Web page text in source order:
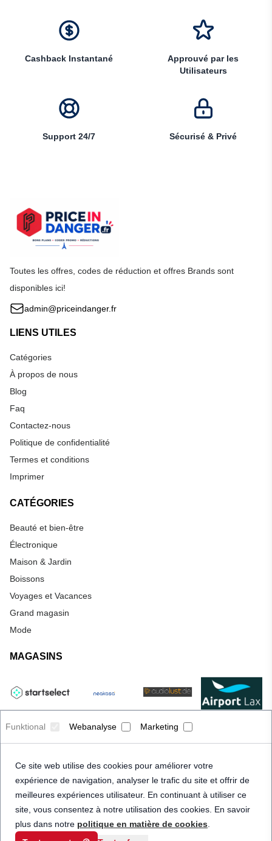
Cashback Instantané
Approuvé par les
Utilisateurs
Support 24/7 Sécurisé & Privé
Funktional Webanalyse Marketing
Ce site web utilise des cookies pour améliorer votre
expérience de navigation, analyser le trafic du site et offrir de
meilleures expériences utilisateur. En continuant à utiliser ce
site, vous consentez à notre utilisation des cookies. En savoir
plus dans notre politique en matière de cookies
Toutes les offres, codes de réduction et offres Brands sont
disponibles ici!
admin@priceindanger.fr
LIENS UTILES
Catégories
À propos de nous
Blog
Faq
Contactez-nous
Politique de confidentialité
Termes et conditions
Imprimer
CATÉGORIES
Beauté et bien-être
Électronique
Maison & Jardin
Boissons
Voyages et Vacances
Grand magasin
Mode
MAGASINS